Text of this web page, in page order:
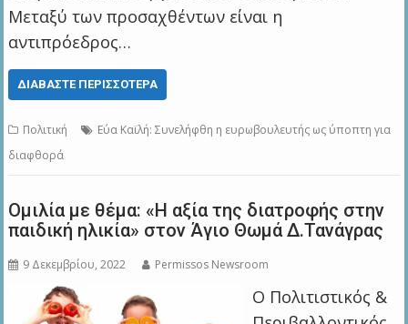
Μεταξύ των προσαχθέντων είναι η
αντιπρόεδρος…
ΔΙΑΒΆΣΤΕ ΠΕΡΙΣΣΌΤΕΡΑ
Πολιτική
Εύα Καϊλή: Συνελήφθη η ευρωβουλευτής ως ύποπτη για
διαφθορά
Ομιλία με θέμα: «Η αξία της διατροφής στην
παιδική ηλικία» στον Άγιο Θωμά Δ.Τανάγρας
9 Δεκεμβρίου, 2022 Permissos Newsroom
Ο Πολιτιστικός &